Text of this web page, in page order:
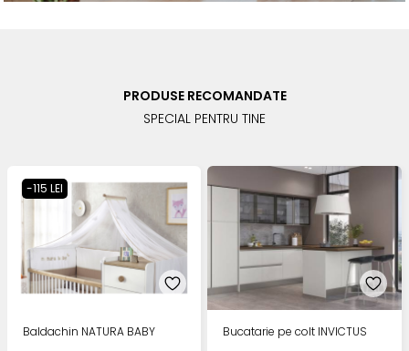
PRODUSE RECOMANDATE
SPECIAL PENTRU TINE
-115 LEI
Baldachin NATURA BABY Bucatarie pe colt INVICTUS